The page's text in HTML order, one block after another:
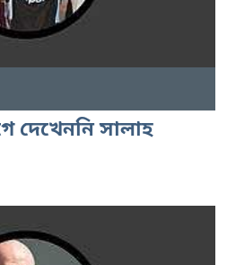
দেখেননি সালাহ